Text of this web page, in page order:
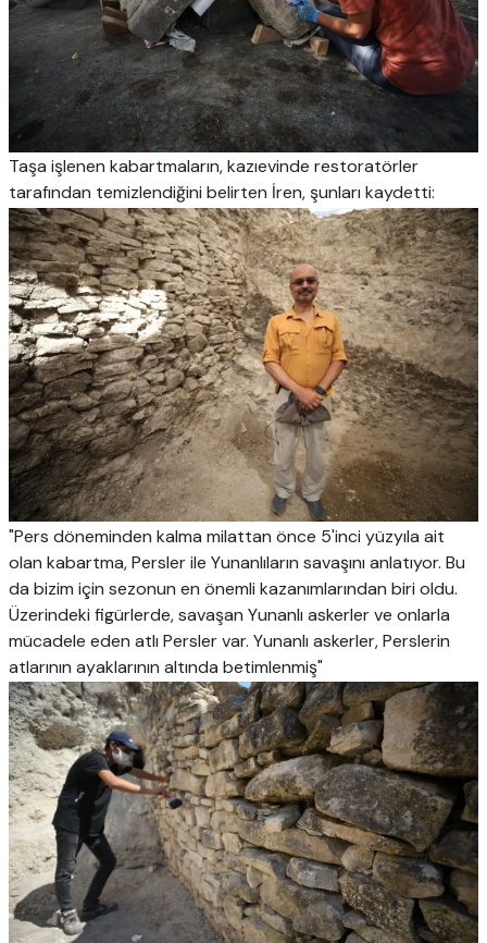
Taşa işlenen kabartmaların, kazıevinde restoratörler
tarafından temizlendiğini belirten İren, şunları kaydetti:
"Pers döneminden kalma milattan önce 5'inci yüzyıla ait
olan kabartma, Persler ile Yunanlıların savaşını anlatıyor. Bu
da bizim için sezonun en önemli kazanımlarından biri oldu.
Üzerindeki figürlerde, savaşan Yunanlı askerler ve onlarla
mücadele eden atlı Persler var. Yunanlı askerler, Perslerin
atlarının ayaklarının altında betimlenmiş"